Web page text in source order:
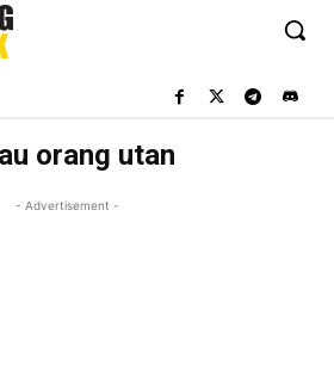
orang utan
- Advertisement -